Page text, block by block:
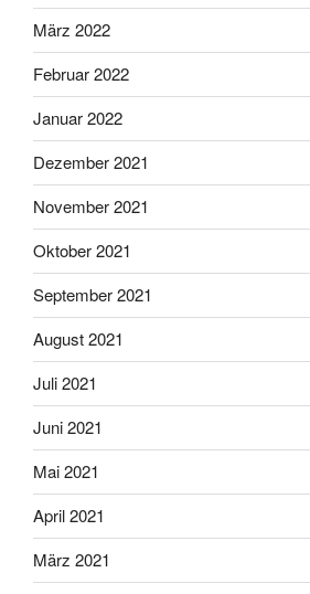
März 2022
Februar 2022
Januar 2022
Dezember 2021
November 2021
Oktober 2021
September 2021
August 2021
Juli 2021
Juni 2021
Mai 2021
April 2021
März 2021